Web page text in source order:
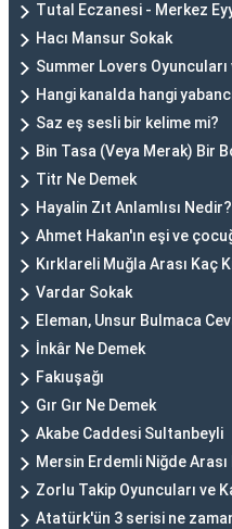
Tutal Eczanesi - Merkez
Hacı Mansur Sokak
Summer Lovers
Hangi kanalda hangi
Saz eş sesli bir kelime mi?
Bin Tasa (Veya Merak) Bir
Titr Ne Demek
Hayalin Zıt Anlamlısı Nedir?
Ahmet Hakan'ın eşi ve
Kırklareli Muğla Arası Kaç
Vardar Sokak
Eleman, Unsur Bulmaca
İnkâr Ne Demek
Fakıuşağı
Gır Gır Ne Demek
Akabe Caddesi Sultanbeyli
Mersin Erdemli Niğde Arası
Zorlu Takip Oyuncuları ve
Atatürk'ün 3 serisi ne